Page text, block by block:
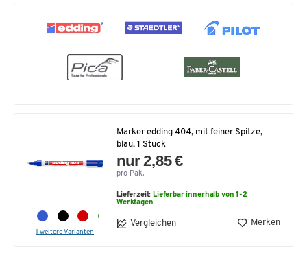
1 weitere Varianten
Marker edding 404, mit feiner Spitze,
blau, 1 Stück
nur 2,85 €
pro Pak.
Lieferzeit: Lieferbar innerhalb von 1-2
Werktagen
Vergleichen Merken